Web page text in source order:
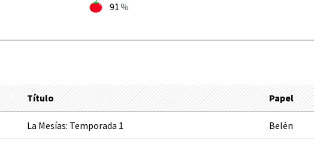
91
Título Papel
La Mesías: Temporada 1 Belén